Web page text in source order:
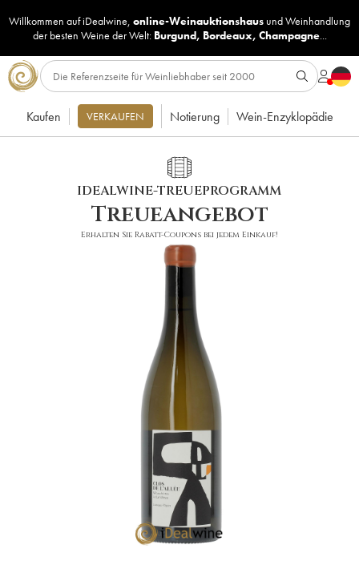
Willkommen auf iDealwine, online-Weinauktionshaus undWeinhandlung
der besten Weine der Welt: Burgund, Bordeaux, Champagne...
Kaufen VERKAUFEN Notierung Wein-Enzyklopädie
IDEALWINE-TREUEPROGRAMM
Treueangebot
Erhalten Sie Rabatt-Coupons bei jedem Einkauf!